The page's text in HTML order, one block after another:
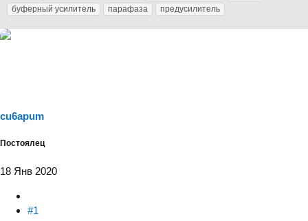
в
т
о
а
т
а
е
г
и
буферный усилитель
парафаза предусилитель
cu6apum
Постоялец
18 Янв 2020
#1